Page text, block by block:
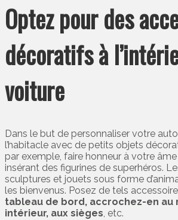
Optez pour des
décoratifs à
voiture
Dans le but de personnaliser votre
l’habitacle avec de petits objets
par exemple, faire honneur à votre âme
insérant des figurines de superhéros.
sculptures et jouets sous forme
les bienvenus. Posez de tels
tableau de bord, accrochez-en au
intérieur, aux sièges, etc.